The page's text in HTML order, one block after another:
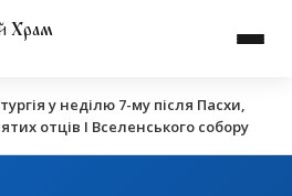
Храм
у неділю 7-му після Пасхи,
отців І Вселенського собору